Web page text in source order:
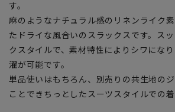
す。
麻のようなナチュラル感のリネンライク
たドライな風合いのスラックスです。ス
クスタイルで、素材特性によりシワにな
濯が可能です。
単品使いはもちろん、別売りの共生地の
ことできちっとしたスーツスタイルでの着